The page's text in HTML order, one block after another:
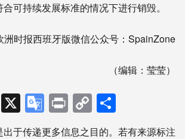
可持续发展标准的情况下进行销毁。
洲时报西班牙版微信公众号：SpainZone
（编辑：莹莹）
Facebook
X Google
Translate
PrintCopy
Link享
于传递更多信息之目的。若有来源标注